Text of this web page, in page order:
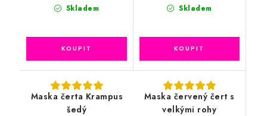
Skladem Skladem
Maska čerta Krampus
šedý
Maska červený čert s
velkými rohy